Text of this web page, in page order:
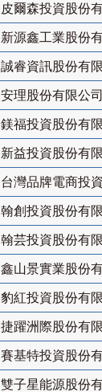
皮爾森投資股份
新源鑫工業股份
誠睿資訊股份有
安理股份有限公司
鎂福投資股份有
新益投資股份有
台灣品牌電商投
翰創投資股份有
翰芸投資股份有
鑫山景實業股份
豹紅投資股份有
捷躍洲際股份有
賽基特投資股份
雙子星能源股份